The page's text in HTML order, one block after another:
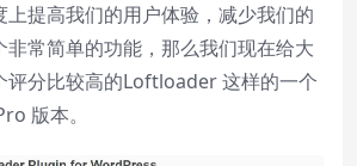
上提高我们的用户体验，减少我们的
非常简单的功能，那么我们现在给大
评分比较高的Loftloader 这样的一个
版本。